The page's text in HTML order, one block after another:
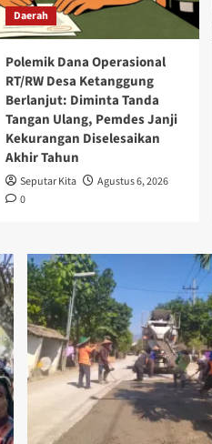
Daerah
Polemik Dana Operasional
RT/RW Desa Ketanggung
Berlanjut: Diminta Tanda
Tangan Ulang, Pemdes Janji
Kekurangan Diselesaikan
Akhir Tahun
Seputar Kita
Agustus 6, 2026
0